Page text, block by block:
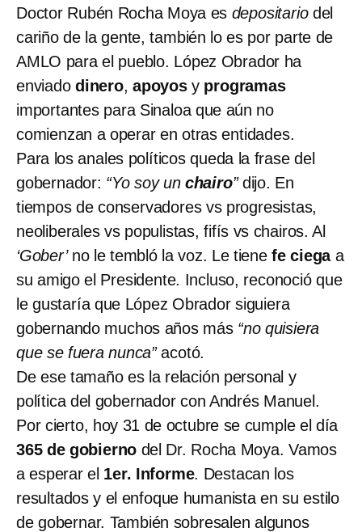
Doctor Rubén Rocha Moya es depositariodel
cariño de la gente, también lo es por parte de
AMLO para el pueblo. López Obrador ha
enviado dinero,apoyosy programas
importantes para Sinaloa que aún no
comienzan a operar en otras entidades.
Para los anales políticos queda la frase del
gobernador: “Yo soy un chairo”dijo. En
tiempos de conservadores vs progresistas,
neoliberales vs populistas, fifís vs chairos. Al
‘Gober’no le tembló la voz. Le tienefe ciega a
su amigo el Presidente. Incluso, reconoció que
le gustaría que López Obrador siguiera
gobernando muchos años más “no quisiera
que se fuera nunca”acotó.
De ese tamaño es la relación personal y
política del gobernador con Andrés Manuel.
Por cierto, hoy 31 de octubre se cumple el día
365 de gobierno del Dr. Rocha Moya. Vamos
a esperar el 1er. Informe. Destacan los
resultados y el enfoque humanista en su estilo
de gobernar. También sobresalen algunos